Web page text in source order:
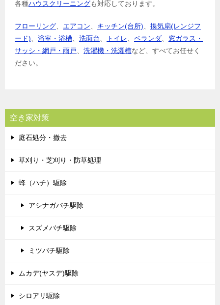
各種ハウスクリーニングも対応しております。
フローリング エアコン キッチン(台所)
換気扇(レンジフ
ード)
浴室・浴槽 洗面台 トイレ ベランダ
窓ガラス・
サッシ・網戸・雨戸
洗濯機・洗濯槽など、すべてお任せく
ださい。
空き家対策
庭石処分・撤去
草刈り・芝刈り・防草処理
蜂（ハチ）駆除
アシナガバチ駆除
スズメバチ駆除
ミツバチ駆除
ムカデ(ヤスデ)駆除
シロアリ駆除